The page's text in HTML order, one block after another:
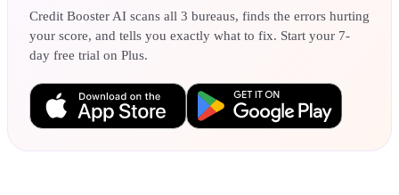
Credit Booster AI scans all 3 bureaus, finds the errors hurting
your score, and tells you exactly what to fix. Start your 7-
day free trial on Plus.